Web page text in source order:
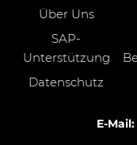
Über Uns
SAP-
Unterstützung
Datenschutz
E-Mail: